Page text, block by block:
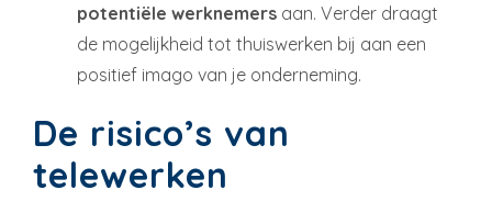
potentiële werknemers aan. Verder draagt
de mogelijkheid tot thuiswerken bij aan een
positief imago van je onderneming.
De risico’s van
telewerken